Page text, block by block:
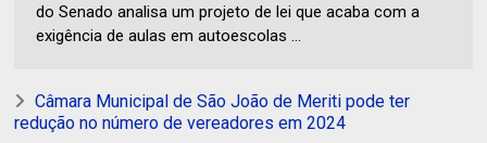
do Senado analisa um projeto de lei que acaba com a
exigência de aulas em autoescolas ...
Câmara Municipal de São João de Meriti pode ter
redução no número de vereadores em 2024